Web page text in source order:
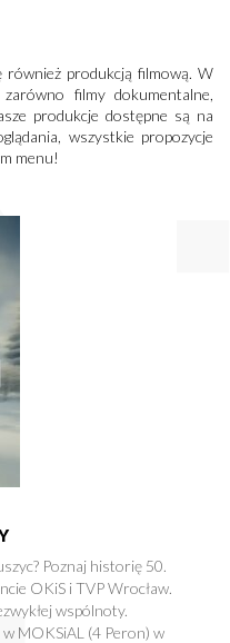
produkcją filmową. W
filmy dokumentalne,
produkcje dostępne są na
wszystkie propozycje
menu!
Poznaj historię 50.
OKiS i TVP Wrocław.
wspólnoty.
MOKSiAL (4 Peron) w